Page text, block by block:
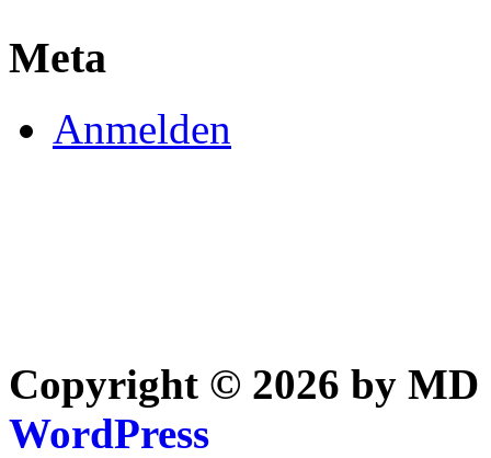
Meta
Anmelden
Copyright © 2026 by MD
WordPress